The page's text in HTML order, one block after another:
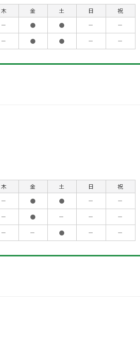
木 金 土 日
祝
－ ● ● －
－
－ ● ● － －
木 金 土 日
祝
－ ● ● －
－
－ ● － －
－
－ － ● － －